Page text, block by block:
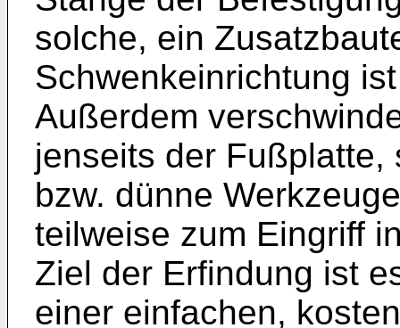
solche, ein
Schwenkeinrichtung
Außerdem
jenseits der
bzw. dünne
teilweise zum Eingriff
Ziel der Erfindung ist
einer einfachen,